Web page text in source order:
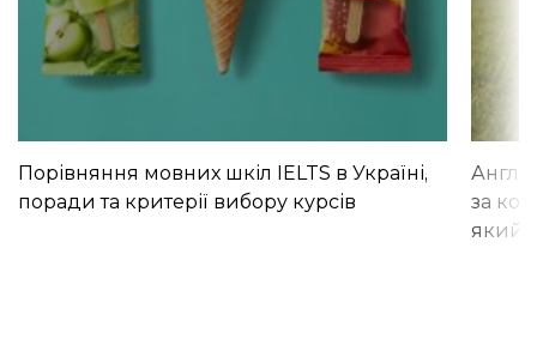
Порівняння мовних шкіл IELTS в Україні,
поради та критерії вибору курсів
за
який